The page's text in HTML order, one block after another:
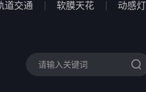
道交通 软膜天花 动感